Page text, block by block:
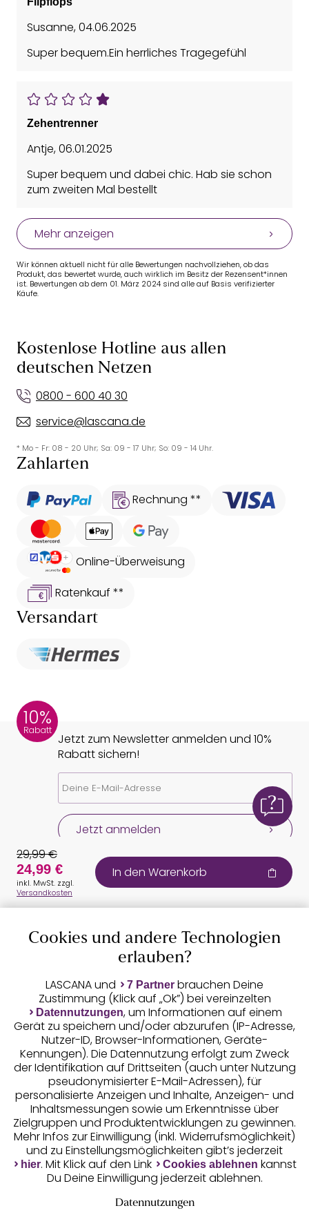
Susanne,04.06.2025
Super bequem.Ein herrliches Tragegefühl
Zehentrenner
Antje,06.01.2025
Super bequem und dabei chic. Hab sie schon
zum zweiten Mal bestellt
Mehr anzeigen
Wir können aktuell nicht für alle Bewertungen nachvollziehen, ob das
Produkt, das bewertet wurde, auch wirklich im Besitz der Rezensent*innen
ist. Bewertungen ab dem 01. März 2024 sind alle auf Basis verifizierter
Käufe.
Kostenlose Hotline aus allen
deutschen Netzen
0800 - 600 40 30
service@lascana.de
* Mo - Fr: 08 - 20 Uhr; Sa: 09 - 17 Uhr; So: 09 - 14 Uhr.
Zahlarten
Rechnung **
Online-Überweisung
Ratenkauf **
Versandart
10%
Rabatt
Jetzt zum Newsletter anmelden und 10%
Rabatt sichern!
Jetzt anmelden
Auszeichnungen
Geprüfte Sicherheit
Unsere Apps
29,99 €
24,99 €
inkl. MwSt. zzgl.
Versandkosten
In den Warenkorb
Cookies und andere Technologien
erlauben?
LASCANA und 7 Partner brauchen Deine
Zustimmung (Klick auf „Ok”) bei vereinzelten
Datennutzungen, um Informationen auf einem
Gerät zu speichern und/oder abzurufen (IP-Adresse,
Nutzer-ID, Browser-Informationen, Geräte-
Kennungen). Die Datennutzung erfolgt zum Zweck
der Identifikation auf Drittseiten (auch unter Nutzung
pseudonymisierter E-Mail-Adressen), für
personalisierte Anzeigen und Inhalte, Anzeigen- und
Inhaltsmessungen sowie um Erkenntnisse über
Zielgruppen und Produktentwicklungen zu gewinnen.
Mehr Infos zur Einwilligung (inkl. Widerrufsmöglichkeit)
und zu Einstellungsmöglichkeiten gibt’s jederzeit
hier. Mit Klick auf den Link Cookies ablehnen kannst
Du Deine Einwilligung jederzeit ablehnen.
Datennutzungen